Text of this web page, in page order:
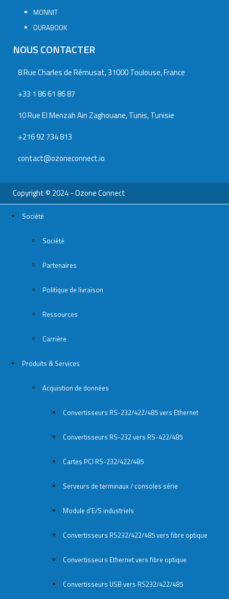
MONNIT
DURABOOK
NOUS CONTACTER
8 Rue Charles de Rémusat, 31000 Toulouse, France
+33 1 86 61 86 87
10 Rue El Menzah Ain Zaghouane, Tunis, Tunisie
+216 92 734 813
contact@ozoneconnect.io
Copyright © 2024 - Ozone Connect
Société
Société
Partenaires
Politique de livraison
Ressources
Carrière
Produits & Services
Acquistion de données
Convertisseurs RS-232/422/485 vers Ethernet
Convertisseurs RS-232 vers RS-422/485
Cartes PCI RS-232/422/485
Serveurs de terminaux / consoles série
Module d’E/S industriels
Convertisseurs RS232/422/485 vers fibre optique
Convertisseurs Ethernet vers fibre optique
Convertisseurs USB vers RS232/422/485